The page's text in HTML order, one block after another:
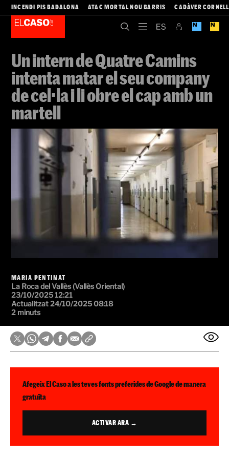
INCENDI PIS BADALONA ATAC MORTAL NOU BARRIS CADÀVER
Un intern de Quatre Camins
intenta matar el seu company
de cel·la i li obre el cap amb un
martell
MARIA PENTINAT
La Roca del Vallès (Vallès Oriental)
23/10/2025 12:21
Actualitzat 24/10/2025 08:18
2 minuts
Afegeix El Caso a les teves fonts preferides de Google de manera
gratuïta
ACTIVAR ARA →